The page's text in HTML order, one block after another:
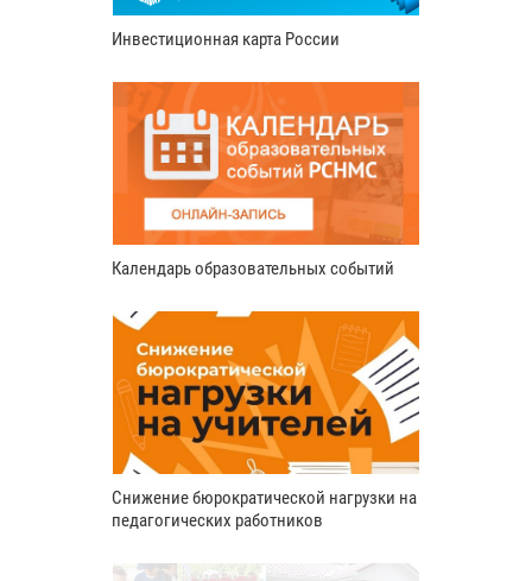
Инвестиционная карта России
Календарь образовательных событий
Снижение бюрократической нагрузки на
педагогических работников